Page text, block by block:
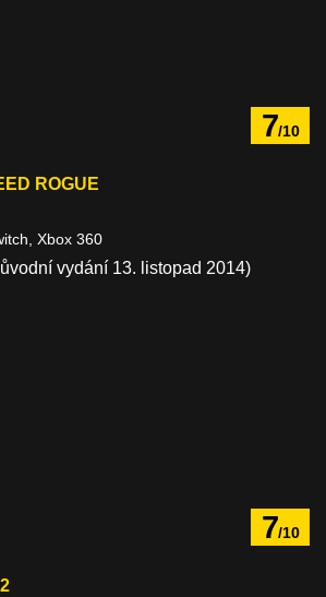
7/10
ROGUE
Xbox 360
vydání 13. listopad 2014)
7/10